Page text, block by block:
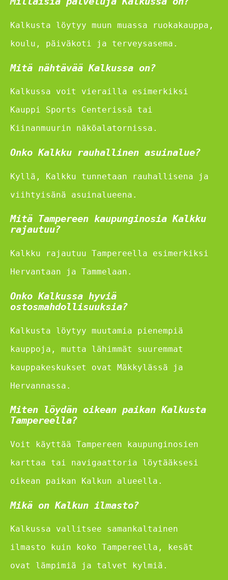
Kalkusta löytyy muun muassa ruokakauppa,
koulu, päiväkoti ja terveysasema.
Mitä nähtävää Kalkussa on?
Kalkussa voit vierailla esimerkiksi
Kauppi Sports Centerissä tai
Kiinanmuurin näköalatornissa.
Onko Kalkku rauhallinen asuinalue?
Kyllä, Kalkku tunnetaan rauhallisena ja
viihtyisänä asuinalueena.
Mitä Tampereen kaupunginosia Kalkku
rajautuu?
Kalkku rajautuu Tampereella esimerkiksi
Hervantaan ja Tammelaan.
Onko Kalkussa hyviä
ostosmahdollisuuksia?
Kalkusta löytyy muutamia pienempiä
kauppoja, mutta lähimmät suuremmat
kauppakeskukset ovat Mäkkylässä ja
Hervannassa.
Miten löydän oikean paikan Kalkusta
Tampereella?
Voit käyttää Tampereen kaupunginosien
karttaa tai navigaattoria löytääksesi
oikean paikan Kalkun alueella.
Mikä on Kalkun ilmasto?
Kalkussa vallitsee samankaltainen
ilmasto kuin koko Tampereella, kesät
ovat lämpimiä ja talvet kylmiä.